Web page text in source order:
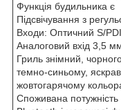
Функція будильника є
Підсвічування з
Входи: Оптичний S/
Аналоговий вхід 3,5
Гриль знімний,
темно-синьому,
жовтогарячому
Споживана